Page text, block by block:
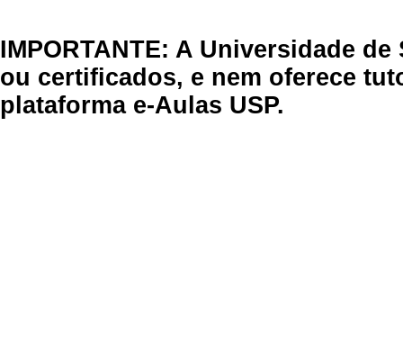
IMPORTANTE: A Universidade
ou certificados, e nem oferece
plataforma e-Aulas USP.